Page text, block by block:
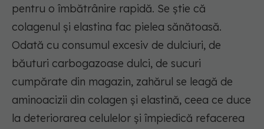
pentru o îmbătrânire rapidă. Se știe că
colagenul și elastina fac pielea sănătoasă.
Odată cu consumul excesiv de dulciuri, de
băuturi carbogazoase dulci, de sucuri
cumpărate din magazin, zahărul se leagă de
aminoacizii din colagen și elastină, ceea ce duce
la deteriorarea celulelor și împiedică refacerea